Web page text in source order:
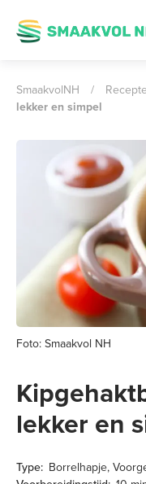
SmaakvolNH /
lekker en simpel
Foto: Smaakvol NH
lekker en
Type: Borrelhapje,